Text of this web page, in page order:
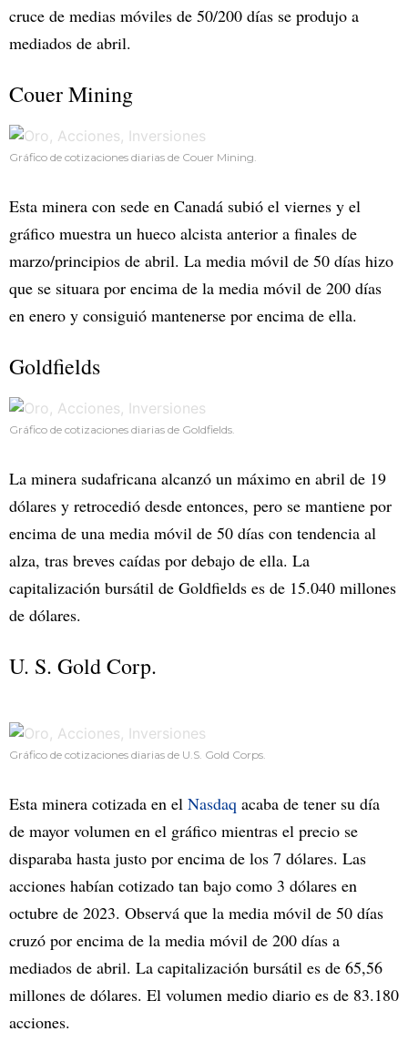
cruce de medias móviles de 50/200 días se produjo a
mediados de abril.
Couer Mining
Gráfico de cotizaciones diarias de Couer Mining.
Esta minera con sede en Canadá subió el viernes y el
gráfico muestra un hueco alcista anterior a finales de
marzo/principios de abril. La media móvil de 50 días hizo
que se situara por encima de la media móvil de 200 días
en enero y consiguió mantenerse por encima de ella.
Goldfields
Gráfico de cotizaciones diarias de Goldfields.
La minera sudafricana alcanzó un máximo en abril de 19
dólares y retrocedió desde entonces, pero se mantiene por
encima de una media móvil de 50 días con tendencia al
alza, tras breves caídas por debajo de ella. La
capitalización bursátil de Goldfields es de 15.040 millones
de dólares.
U. S. Gold Corp.
Gráfico de cotizaciones diarias de U.S. Gold Corps.
Esta minera cotizada en el Nasdaq acaba de tener su día
de mayor volumen en el gráfico mientras el precio se
disparaba hasta justo por encima de los 7 dólares. Las
acciones habían cotizado tan bajo como 3 dólares en
octubre de 2023. Observá que la media móvil de 50 días
cruzó por encima de la media móvil de 200 días a
mediados de abril. La capitalización bursátil es de 65,56
millones de dólares. El volumen medio diario es de 83.180
acciones.